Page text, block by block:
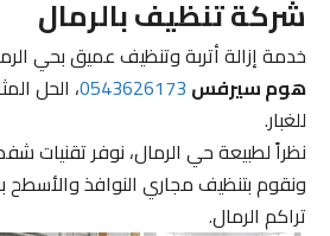
شركة تنظيف بالرمال
خدمة إزالة أتربة وتنظيف عميق بحي
هوم سيرفس0543626173، الحل
للغبار.
نظراً لطبيعة حي الرمال، نوفر تقنيات شفط
ونقوم بتنظيف مجاري النوافذ والأسطح
تراكم الرمال.